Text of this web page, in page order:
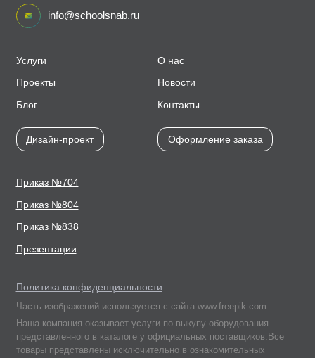
Услуги
Проекты
Блог
Дизайн-проект
О нас
Новости
Контакты
Оформление заказа
Приказ №704
Приказ №804
Приказ №838
Презентации
info@schoolsnab.ru
Политика конфиденциальности
Часть изображений используется с сайта www.freepik.com
Наша компания оказывает услуги по выкупу оборудования
представленного в каталоге у официальных поставщиков.Все
товары представлены исключительно в ознакомительных